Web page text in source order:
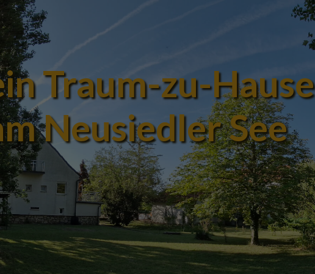
Traum-zu-Hause
Neusiedler See